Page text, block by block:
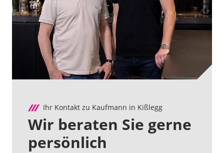
Ihr Kontakt zu Kaufmann in Kißlegg
Wir beraten Sie gerne
persönlich